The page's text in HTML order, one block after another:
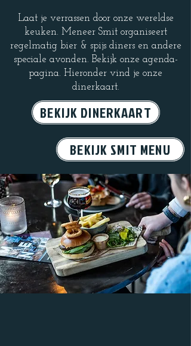
Laat je verrassen door onze wereldse
keuken. Meneer Smit organiseert
regelmatig bier & spijs diners en andere
speciale avonden. Bekijk onze agenda-
pagina. Hieronder vind je onze
dinerkaart.
BEKIJK DINERKAART
BEKIJK SMIT MENU